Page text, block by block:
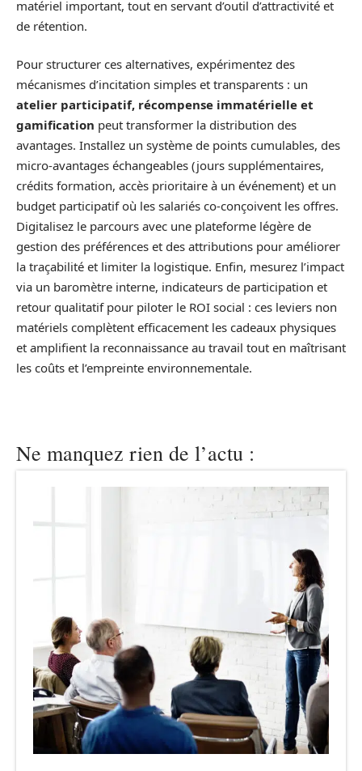
matériel important, tout en servant d’outil d’attractivité et
de rétention.
Pour structurer ces alternatives, expérimentez des
mécanismes d’incitation simples et transparents : un
atelier participatif, récompense immatérielle et
gamification peut transformer la distribution des
avantages. Installez un système de points cumulables, des
micro‑avantages échangeables (jours supplémentaires,
crédits formation, accès prioritaire à un événement) et un
budget participatif où les salariés co‑conçoivent les offres.
Digitalisez le parcours avec une plateforme légère de
gestion des préférences et des attributions pour améliorer
la traçabilité et limiter la logistique. Enfin, mesurez l’impact
via un baromètre interne, indicateurs de participation et
retour qualitatif pour piloter le ROI social : ces leviers non
matériels complètent efficacement les cadeaux physiques
et amplifient la reconnaissance au travail tout en maîtrisant
les coûts et l’empreinte environnementale.
Ne manquez rien de l’actu :